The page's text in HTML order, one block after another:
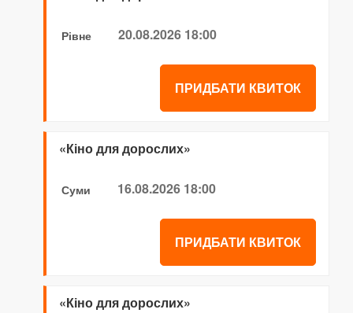
Рівне 20.08.2026 18:00
ПРИДБАТИ КВИТОК
«Кіно для дорослих»
Суми 16.08.2026 18:00
ПРИДБАТИ КВИТОК
«Кіно для дорослих»